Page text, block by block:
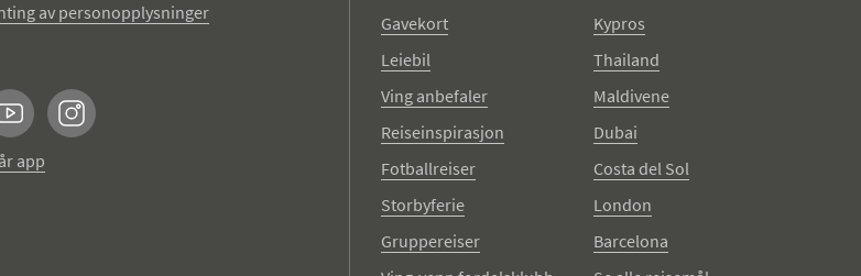
av personopplysninger
YouTubeInstagram
app
Gavekort
Leiebil
Ving anbefaler
Reiseinspirasjon
Fotballreiser
Storbyferie
Gruppereiser
Kypros
Thailand
Maldivene
Dubai
Costa del Sol
London
Barcelona